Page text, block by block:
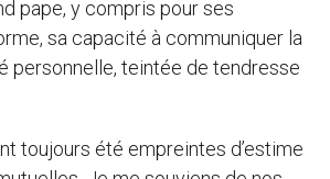
pape, y compris pour ses
sa capacité à communiquer la
personnelle, teintée de tendresse
toujours été empreintes d’estime